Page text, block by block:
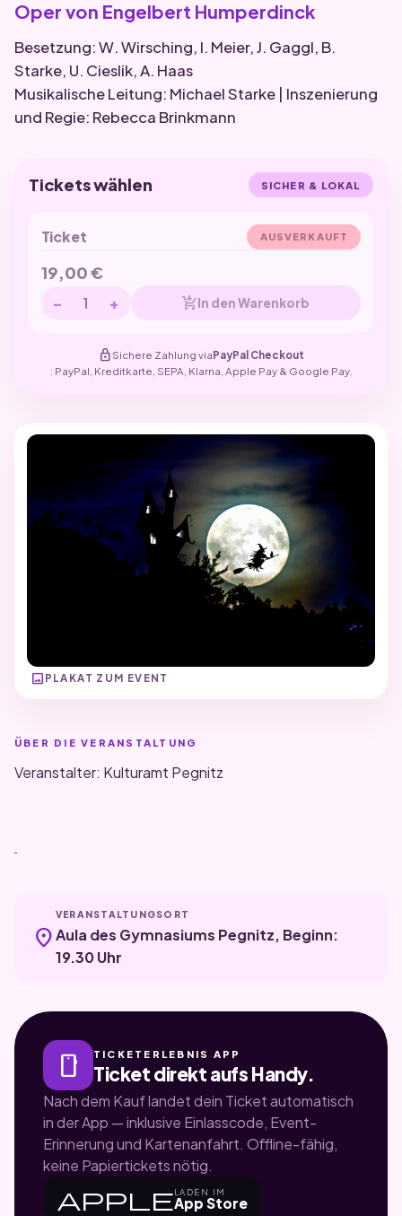
Oper von Engelbert Humperdinck
Besetzung: W. Wirsching, I. Meier, J. Gaggl, B.
Starke, U. Cieslik, A. Haas
Musikalische Leitung: Michael Starke | Inszenierung
und Regie: Rebecca Brinkmann
image PLAKAT ZUM EVENT
ÜBER DIE VERANSTALTUNG
Veranstalter: Kulturamt Pegnitz
location_on
VERANSTALTUNGSORT
Aula des Gymnasiums Pegnitz, Beginn:
19.30 Uhr
smartphone TICKETERLEBNIS APP
Ticket direkt aufs Handy.
Nach dem Kauf landet dein Ticket automatisch
in der App — inklusive Einlasscode, Event-
Erinnerung und Kartenanfahrt. Offline-fähig,
keine Papiertickets nötig.
appleLADEN IM
App Store
Tickets wählen SICHER & LOKAL
Ticket AUSVERKAUFT
19,00€
− + add_shopping_cartIn den Warenkorb
lock Sichere Zahlung viaPayPal Checkout
: PayPal, Kreditkarte, SEPA, Klarna, Apple Pay & Google Pay.